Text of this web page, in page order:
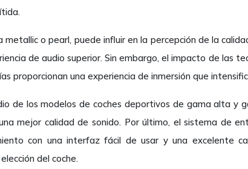
o pearl, puede influir en la percepción de la
de audio superior. Sin embargo, el impacto de las
proporcionan una experiencia de inmersión que
de los modelos de coches deportivos de gama alta y
mejor calidad de sonido. Por último, el sistema de
con una interfaz fácil de usar y una excelente
del coche.